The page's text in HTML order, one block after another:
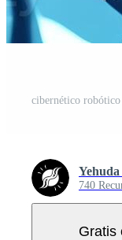
740
Gratis